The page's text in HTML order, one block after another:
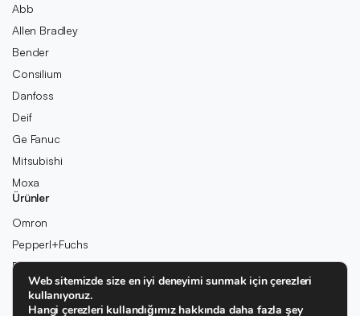
Abb
Allen Bradley
Bender
Consilium
Danfoss
Deif
Ge Fanuc
Mitsubishi
Moxa
Ürünler
Omron
Pepperl+Fuchs
Pilz
Rexroth
Rolls-Royce
Web sitemizde size en iyi deneyimi sunmak için çerezleri
kullanıyoruz.
Hangi çerezleri kullandığımız hakkında daha fazla şey